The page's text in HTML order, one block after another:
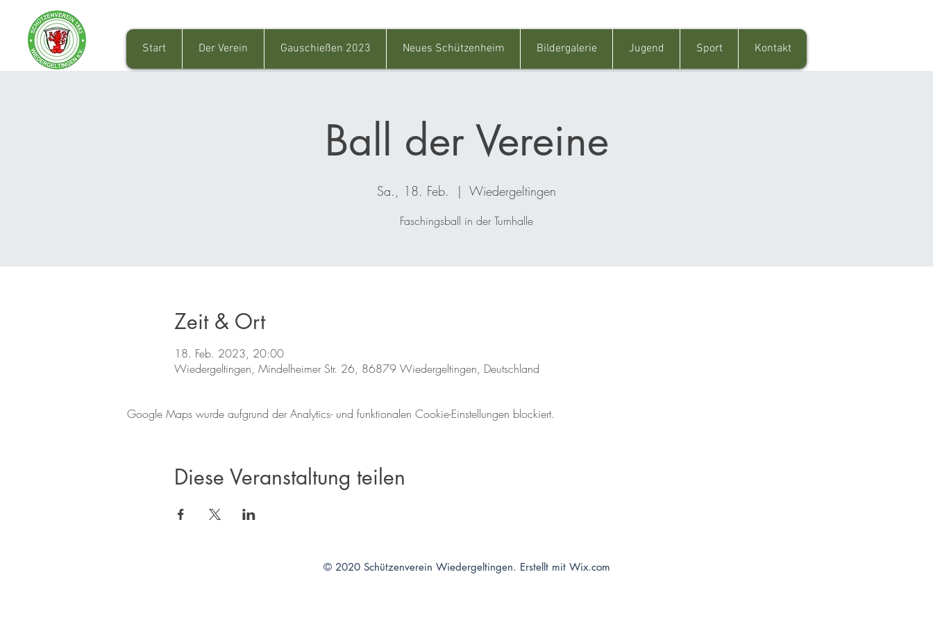
Ball der Vereine
Sa., 18. Feb.
  |
Wiedergeltingen
Faschingsball in der Turnhalle
Zeit & Ort
18. Feb. 2023, 20:00
Wiedergeltingen, Mindelheimer Str. 26, 86879 Wiedergeltingen, Deutschland
Google Maps wurde aufgrund der Analytics- und funktionalen Cookie-Einstellungen blockiert.
Diese Veranstaltung teilen
Start Der Verein Gauschießen 2023 Neues Schützenheim Bildergalerie Jugend Sport Kontakt
© 2020 Schützenverein Wiedergeltingen. Erstellt mit Wix.com